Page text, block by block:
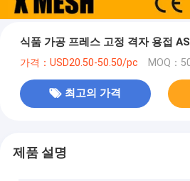
식품 가공 프레스 고정 격자 용접
가격：USD20.50-50.50/pc MOQ：
최고의 가격
제품 설명